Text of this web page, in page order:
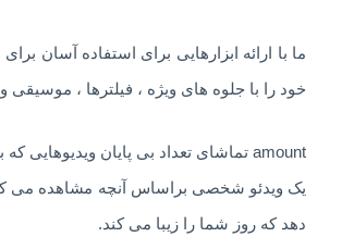
ما با ارائه ابزارهایی برای استفاده آسان
خود را با جلوه های ویژه ، فیلترها ،
amount تماشای تعداد بی پایان ویدیوهایی که به طور خاص برای شما سفارشی شده است
دهد که روز شما را زیبا می کند.